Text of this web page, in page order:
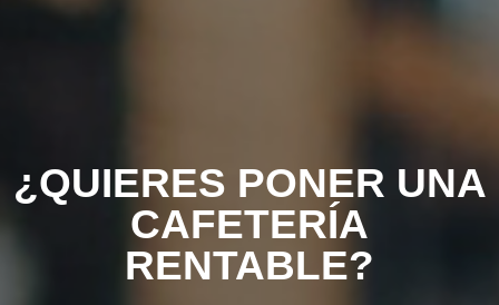
¿QUIERES PONER UNA
CAFETERÍA
RENTABLE?